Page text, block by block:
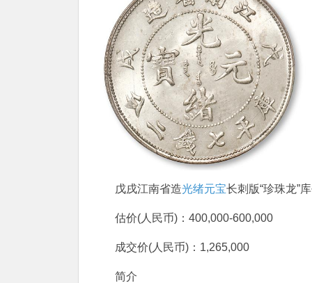
戊戌江南省造光绪元宝长刺版“珍珠龙”
估价(人民币)：400,000-600,000
成交价(人民币)：1,265,000
简介